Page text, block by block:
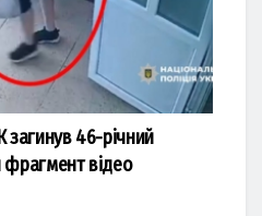
загинув 46-річний
відео